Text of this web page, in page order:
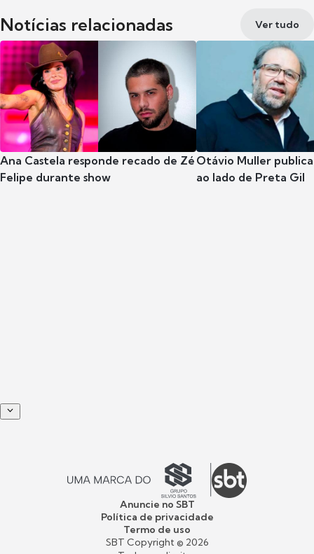
Notícias relacionadas Ver tudo
Ana Castela responde recado de Zé
Felipe durante show
Otávio Muller
ao lado de Preta Gil
Anuncie no SBT
Política de privacidade
Termo de uso
SBT Copyright © 2026